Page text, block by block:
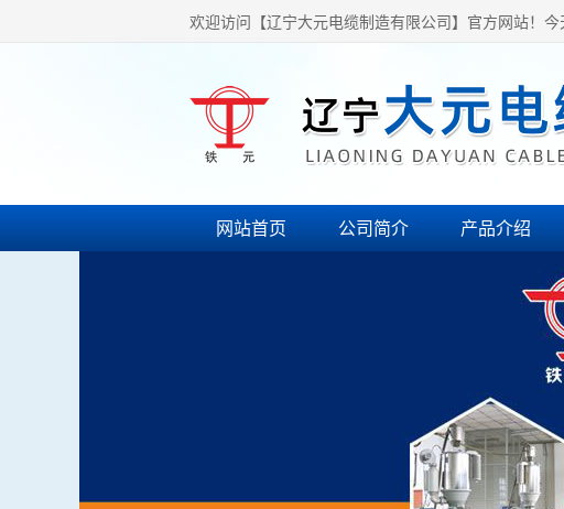
欢迎访问【辽宁大元电缆制造有限公司】官方网站！
网站首页 公司简介 产品介绍